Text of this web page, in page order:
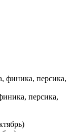
персика,